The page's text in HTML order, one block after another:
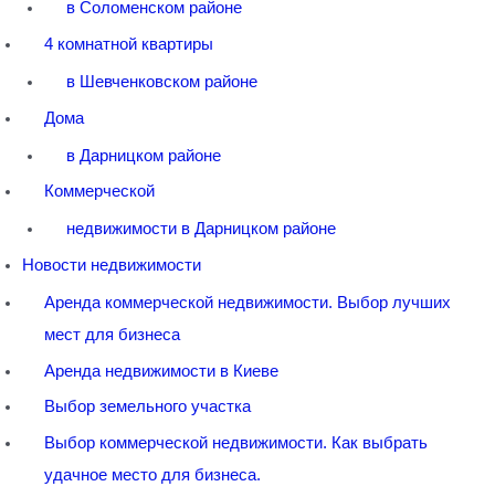
в Соломенском районе
4 комнатной квартиры
в Шевченковском районе
Дома
в Дарницком районе
Коммерческой
недвижимости в Дарницком районе
Новости недвижимости
Аренда коммерческой недвижимости. Выбор лучших
мест для бизнеса
Аренда недвижимости в Киеве
Выбор земельного участка
Выбор коммерческой недвижимости. Как выбрать
удачное место для бизнеса.